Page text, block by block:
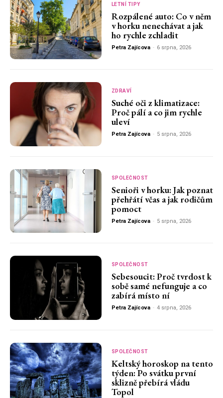
LETNÍ TIPY
Rozpálené auto: Co v něm
v horku nenechávat a jak
ho rychle zchladit
Petra Zajícova - 6 srpna, 2026
ZDRAVÍ
Suché oči z klimatizace:
Proč pálí a co jim rychle
uleví
Petra Zajícova - 5 srpna, 2026
SPOLEČNOST
Senioři v horku: Jak poznat
přehřátí včas a jak rodičům
pomoct
Petra Zajícova - 5 srpna, 2026
SPOLEČNOST
Sebesoucit: Proč tvrdost k
sobě samé nefunguje a co
zabírá místo ní
Petra Zajícova - 4 srpna, 2026
SPOLEČNOST
Keltský horoskop na tento
týden: Po svátku první
sklizně přebírá vládu
Topol